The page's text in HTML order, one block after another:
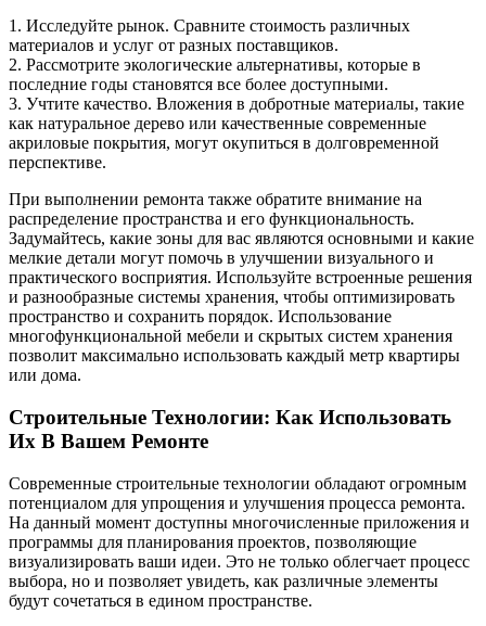
1. Исследуйте рынок. Сравните стоимость различных
материалов и услуг от разных поставщиков.
2. Рассмотрите экологические альтернативы, которые в
последние годы становятся все более доступными.
3. Учтите качество. Вложения в добротные материалы, такие
как натуральное дерево или качественные современные
акриловые покрытия, могут окупиться в долговременной
перспективе.
При выполнении ремонта также обратите внимание на
распределение пространства и его функциональность.
Задумайтесь, какие зоны для вас являются основными и какие
мелкие детали могут помочь в улучшении визуального и
практического восприятия. Используйте встроенные решения
и разнообразные системы хранения, чтобы оптимизировать
пространство и сохранить порядок. Использование
многофункциональной мебели и скрытых систем хранения
позволит максимально использовать каждый метр квартиры
или дома.
Строительные Технологии: Как Использовать
Их В Вашем Ремонте
Современные строительные технологии обладают огромным
потенциалом для упрощения и улучшения процесса ремонта.
На данный момент доступны многочисленные приложения и
программы для планирования проектов, позволяющие
визуализировать ваши идеи. Это не только облегчает процесс
выбора, но и позволяет увидеть, как различные элементы
будут сочетаться в едином пространстве.